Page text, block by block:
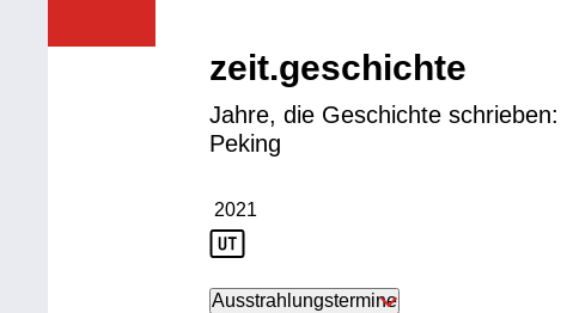
zeit.geschichte
Jahre, die Geschichte
Peking
Produktionsjahr: 2021
2021
Ausstrahlungstermine